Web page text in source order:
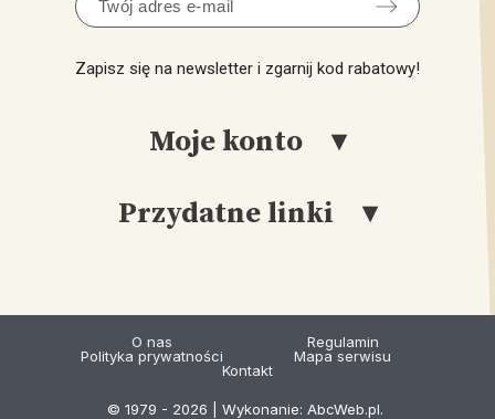
Moje konto
Logowanie
Przydatne linki
Sklep Stacjonarny
Blog
Zapisz się na newsletter i zgarnij kod rabatowy!
O nas
Regulamin
Polityka prywatności
Mapa serwisu
Kontakt
© 1979 - 2026 | Wykonanie: AbcWeb.pl.